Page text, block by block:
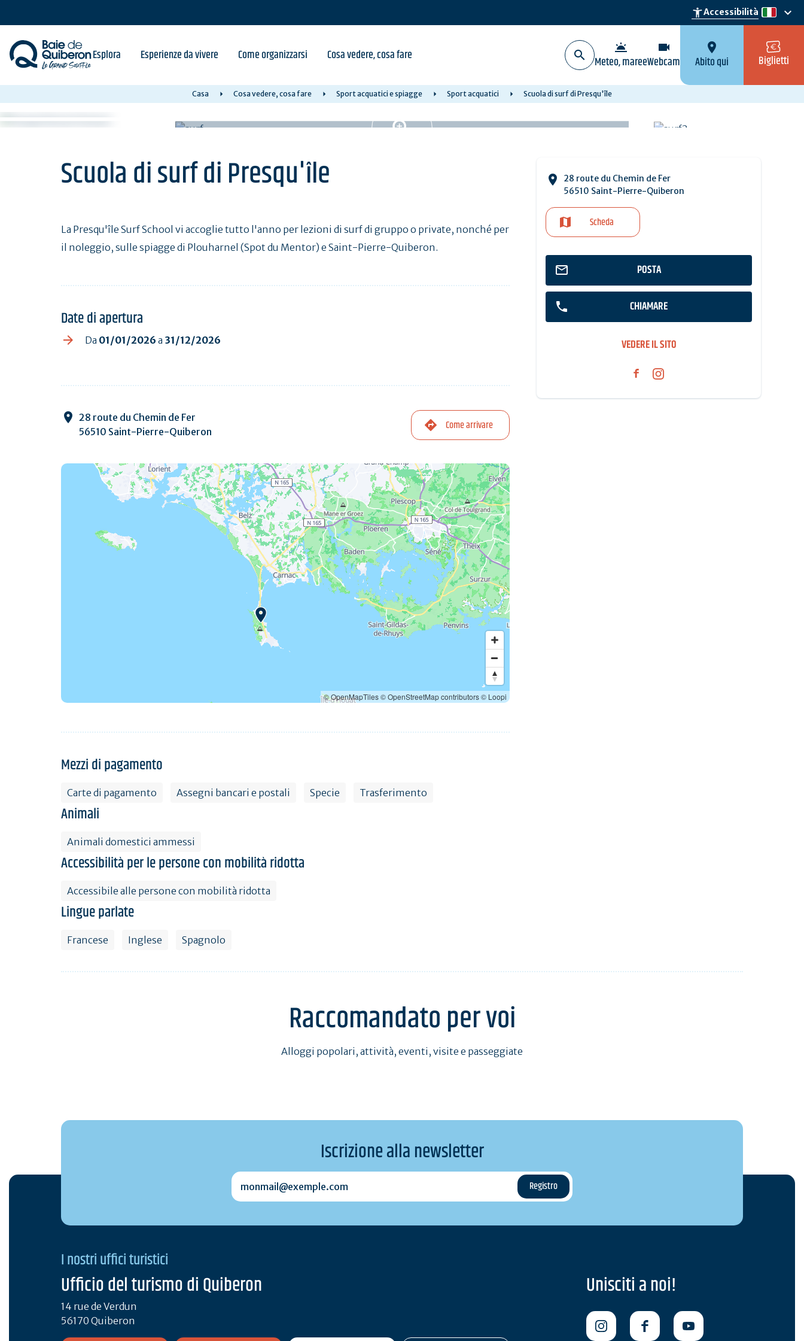
content
accessibility_newAccessibilità it
keyboard_arrow_down
Esplora Esperienze da vivere Come organizzarsi Cosa vedere, cosa fare wb_twilight
Meteo, maree
videocam
Webcam
location_on
Abito qui Biglietti
Casa Cosa vedere, cosa fare Sport acquatici e spiagge Sport acquatici Scuola di surf di Presqu'île
Scuola di surf di Presqu'île
28 route du Chemin de Fer
56510 Saint-Pierre-Quiberon
Scheda
POSTA
CHIAMARE
VEDERE IL SITO
La Presqu'île Surf School vi accoglie tutto l'anno per lezioni di surf di gruppo o private, nonché per
il noleggio, sulle spiagge di Plouharnel (Spot du Mentor) e Saint-Pierre-Quiberon.
Date di apertura
Da 01/01/2026 a 31/12/2026
28 route du Chemin de Fer
56510 Saint-Pierre-Quiberon
Come arrivare
© OpenMapTiles© OpenStreetMap contributors© Loopi
Mezzi di pagamento
Carte di pagamento Assegni bancari e postali Specie Trasferimento
Animali
Animali domestici ammessi
Accessibilità per le persone con mobilità ridotta
Accessibile alle persone con mobilità ridotta
Lingue parlate
Francese Inglese Spagnolo
Raccomandato per voi
Alloggi popolari, attività, eventi, visite e passeggiate
Iscrizione alla newsletter
monmail@exemple.com
I nostri uffici turistici
Ufficio del turismo di Quiberon
14 rue de Verdun
56170 Quiberon
Unisciti a noi!